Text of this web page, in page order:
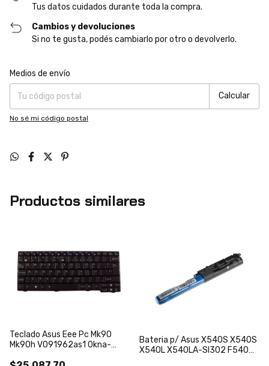
Tus datos cuidados durante toda la compra.
Cambios y devoluciones
Si no te gusta, podés cambiarlo por otro o devolverlo.
Entregas para el CP:
Medios de envío
Calcular
No sé mi código postal
Productos similares
Teclado Asus Eee Pc Mk90
Mk90h V091962as1 0kna-
Bateria p/ Asus X540S X540S
X540L X540LA-SI302 F540